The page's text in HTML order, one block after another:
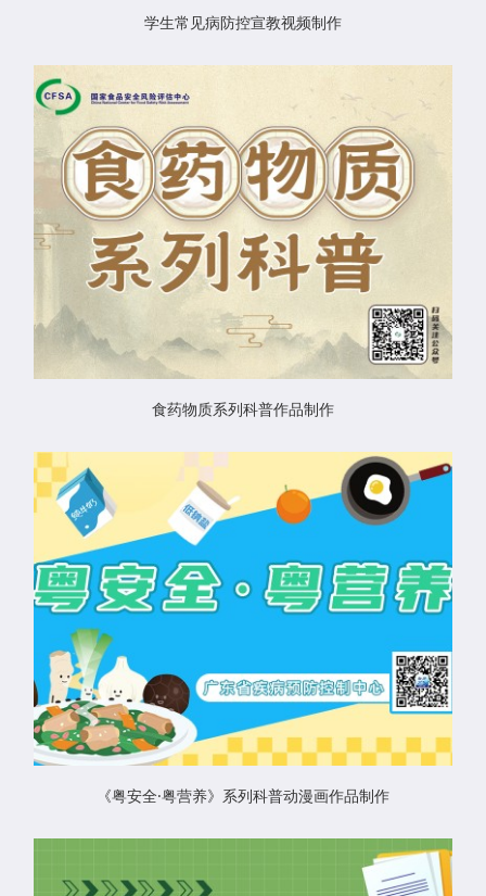
学生常见病防控宣教视频制作
食药物质系列科普作品制作
《粤安全·粤营养》系列科普动漫画作品制作